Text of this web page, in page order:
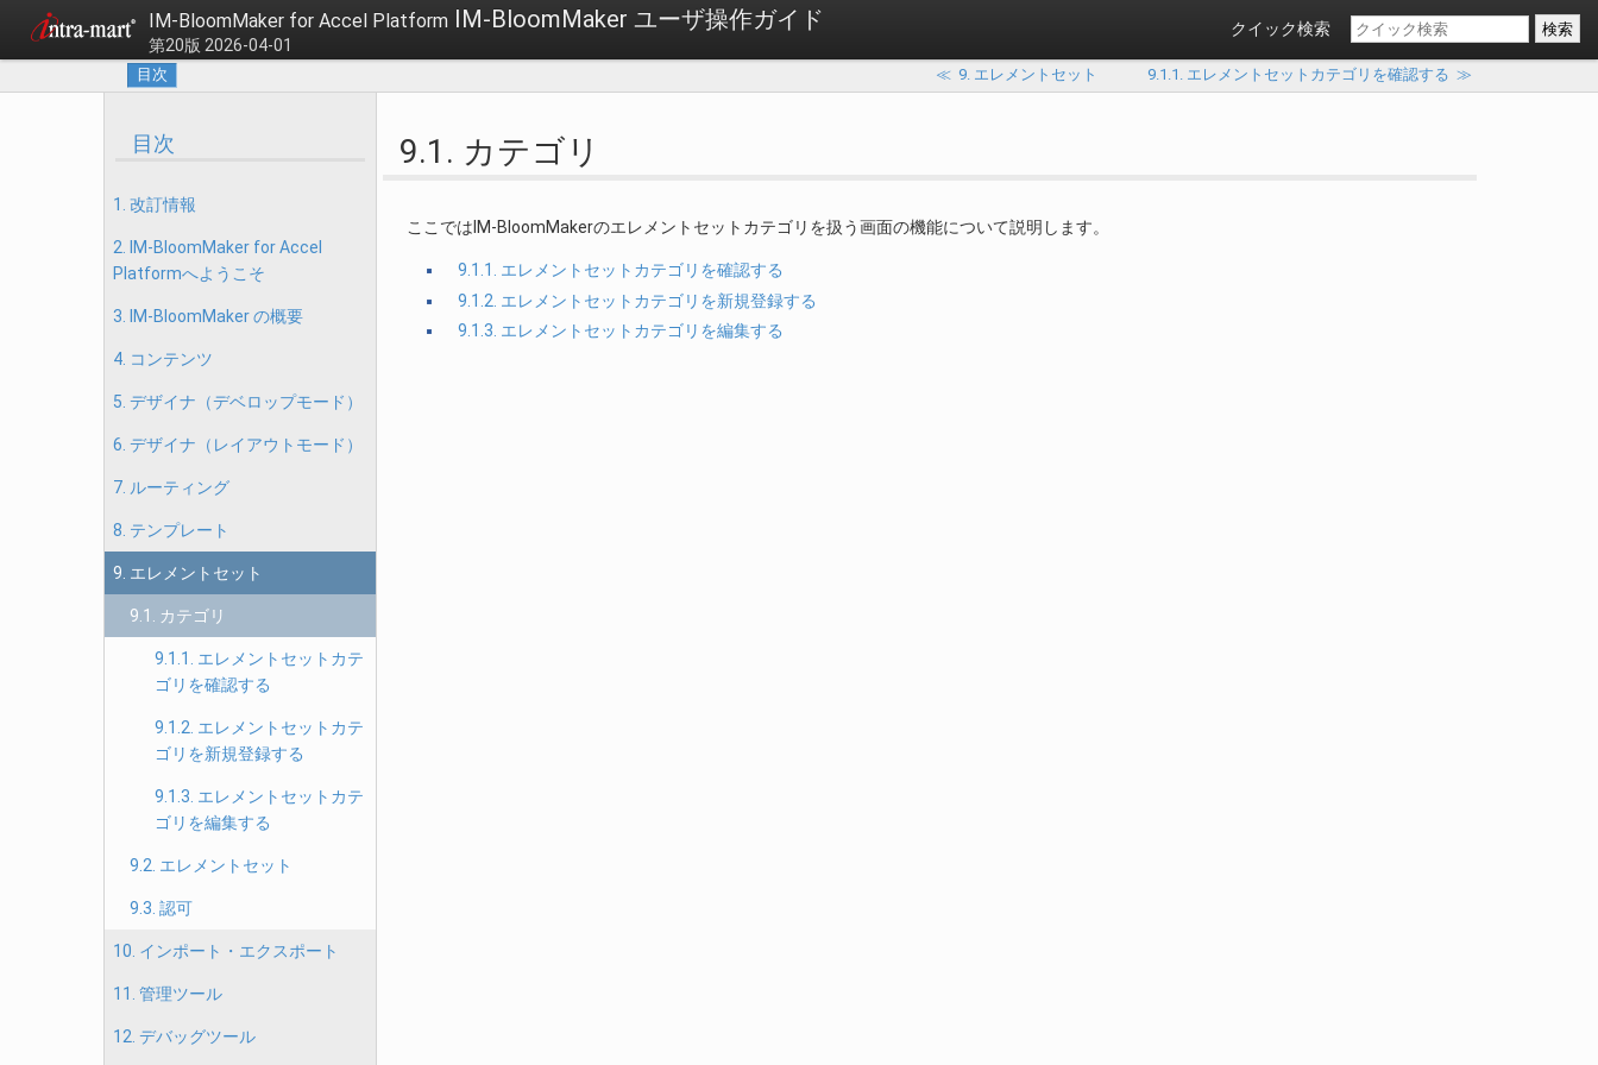
IM-BloomMaker for Accel Platform IM-BloomMaker ユーザ操作ガイド
第20版 2026-04-01
クイック検索
目次 ≪ 9. エレメントセット 9.1.1. エレメントセットカテゴリを確認する ≫
目次
1. 改訂情報
2. IM-BloomMaker for Accel
Platformへようこそ
3. IM-BloomMaker の概要
4. コンテンツ
5. デザイナ（デベロップモード）
6. デザイナ（レイアウトモード）
7. ルーティング
8. テンプレート
9. エレメントセット
9.1. カテゴリ
9.1.1. エレメントセットカテ
ゴリを確認する
9.1.2. エレメントセットカテ
ゴリを新規登録する
9.1.3. エレメントセットカテ
ゴリを編集する
9.2. エレメントセット
9.3. 認可
10. インポート・エクスポート
11. 管理ツール
12. デバッグツール
9.1. カテゴリ
ここではIM-BloomMakerのエレメントセットカテゴリを扱う画面の機能について説明します。
9.1.1. エレメントセットカテゴリを確認する
9.1.2. エレメントセットカテゴリを新規登録する
9.1.3. エレメントセットカテゴリを編集する